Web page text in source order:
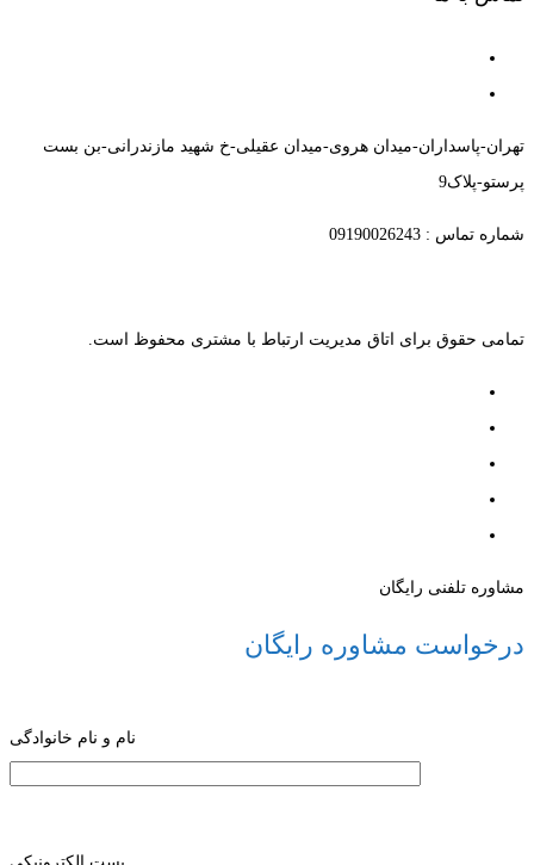
تهران-پاسداران-میدان هروی-میدان عقیلی-خ شهید مازندرانی-بن بست
پرستو-پلاک9
شماره تماس : 09190026243
تمامی حقوق برای اتاق مدیریت ارتباط با مشتری محفوظ است.
مشاوره تلفنی رایگان
درخواست مشاوره رایگان
نام و نام خانوادگی